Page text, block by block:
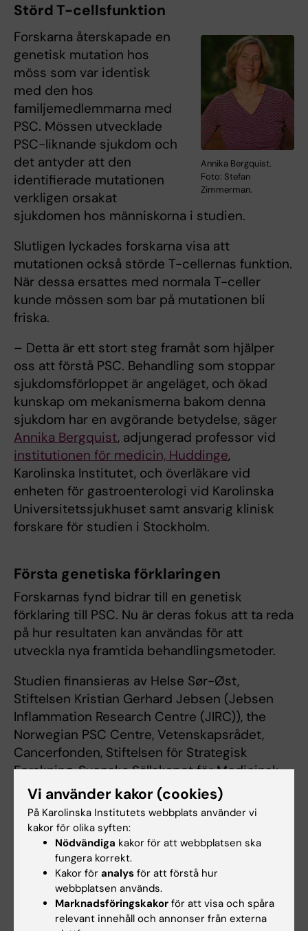
Störd T-cellsfunktion
Annika Bergquist.
Foto: Stefan
Zimmerman.
Forskarna återskapade en
genetisk mutation hos
möss som var identisk
med den hos
familjemedlemmarna med
PSC. Mössen utvecklade
PSC-liknande sjukdom och
det antyder att den
identifierade mutationen
verkligen orsakat
sjukdomen hos människorna i studien.
Slutligen lyckades forskarna visa att
mutationen också störde T-cellernas funktion.
När dessa ersattes med normala T-celler
kunde mössen som bar på mutationen bli
friska.
– Detta är ett stort steg framåt som hjälper
oss att förstå PSC. Behandling som stoppar
sjukdomsförloppet är angeläget, och ökad
kunskap om mekanismerna bakom denna
sjukdom har en avgörande betydelse, säger
Annika Bergquist, adjungerad professor vid
institutionen för medicin, Huddinge,
Karolinska Institutet, och överläkare vid
enheten för gastroenterologi vid Karolinska
Universitetssjukhuset samt ansvarig klinisk
forskare för studien i Stockholm.
Första genetiska förklaringen
Forskarnas fynd bidrar till en genetisk
förklaring till PSC. Nu är deras fokus att ta reda
på hur resultaten kan användas för att
utveckla nya framtida behandlingsmetoder.
Studien finansieras av Helse Sør-Øst,
Stiftelsen Kristian Gerhard Jebsen (Jebsen
Inflammation Research Centre (JIRC)), the
Norwegian PSC Centre, Vetenskapsrådet,
Cancerfonden, Stiftelsen för Strategisk
Forskning, Svenska Sällskapet för Medicinsk
Forskning, Radiumhemmets Forskningsfonder,
Knut och Alice Wallenbergs Stiftelse, Novo
Nordisk Fonden, Centrum för innovativ
medicin, Region Stockholm, och Karolinska
Institutet. Det finns inga rapporterade
intressekonflikter.
Publikation
Vi använder kakor (cookies)
På Karolinska Institutets webbplats använder vi
kakor för olika syften:
Nödvändiga kakor för att webbplatsen ska
fungera korrekt.
Kakor för analys för att förstå hur
webbplatsen används.
Marknadsföringskakor för att visa och spåra
relevant innehåll och annonser från externa